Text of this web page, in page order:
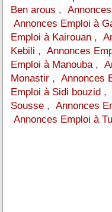
Ben arous ,
Annonces Emploi à
Emploi à Kairouan,
Kebili , Annonces
Emploi à Manouba,
Monastir, Annonces
Emploi à Sidi bouzid,
Sousse, Annonces
Annonces Emploi à